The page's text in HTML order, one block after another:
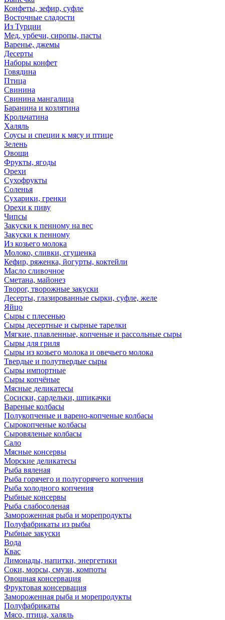
Конфеты, зефир, суфле
Восточные сладости
Из Турции
Мед, урбечи, сиропы, пасты
Варенье, джемы
Десерты
Наборы конфет
Говядина
Птица
Свинина
Свинина мангалица
Баранина и козлятина
Крольчатина
Халяль
Соусы и специи к мясу и птице
Зелень
Овощи
Фрукты, ягоды
Орехи
Сухофрукты
Соленья
Сухарики, гренки
Орехи к пиву
Чипсы
Закуски к пенному на вес
Закуски к пенному
Из козьего молока
Молоко, сливки, сгущенка
Кефир, ряженка, йогурты, коктейли
Масло сливочное
Сметана, майонез
Творог, творожные закуски
Десерты, глазированные сырки, суфле, желе
Яйцо
Сыры с плесенью
Сыры десертные и сырные тарелки
Мягкие, плавленные, копченые и рассольные сыры
Сыры для гриля
Сыры из козьего молока и овечьего молока
Твердые и полутвердые сыры
Сыры импортные
Сыры копчёные
Мясные деликатесы
Сосиски, сардельки, шпикачки
Вареные колбасы
Полукопченые и варено-копченые колбасы
Сырокопченые колбасы
Сыровяленые колбасы
Сало
Мясные консервы
Морские деликатесы
Рыба вяленая
Рыба горячего и полугорячего копчения
Рыба холодного копчения
Рыбные консервы
Рыба слабосоленая
Замороженная рыба и морепродукты
Полуфабрикаты из рыбы
Рыбные закуски
Вода
Квас
Лимонады, напитки, энергетики
Соки, морсы, смузи, компоты
Овощная консервация
Фруктовая консервация
Замороженная рыба и морепродукты
Полуфабрикаты
Мясо, птица, халяль